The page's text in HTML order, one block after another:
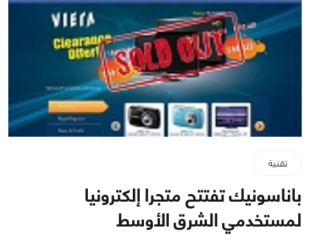
تقنية
باناسونيك تفتتح متجرا إلكترونيا
لمستخدمي الشرق الأوسط